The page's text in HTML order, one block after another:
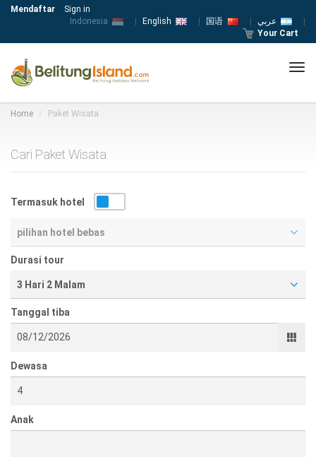
Mendaftar
Sign in
Indonesia
English 国语
Your Cart
Home Paket Wisata
Cari Paket Wisata
Termasuk hotel
pilihan hotel bebas
Durasi tour
3 Hari 2 Malam
Tanggal tiba
Dewasa
Anak